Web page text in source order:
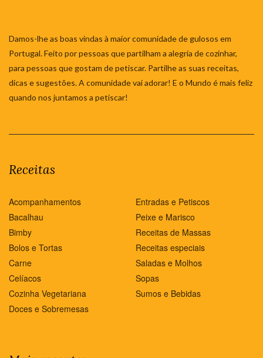
Damos-lhe as boas vindas à maior comunidade de gulosos em
Portugal. Feito por pessoas que partilham a alegria de cozinhar,
para pessoas que gostam de petiscar. Partilhe as suas receitas,
dicas e sugestões. A comunidade vai adorar! E o Mundo é mais feliz
quando nos juntamos a petiscar!
Receitas
Acompanhamentos
Bacalhau
Bimby
Bolos e Tortas
Carne
Celíacos
Cozinha Vegetariana
Doces e Sobremesas
Entradas e Petiscos
Peixe e Marisco
Receitas de Massas
Receitas especiais
Saladas e Molhos
Sopas
Sumos e Bebidas